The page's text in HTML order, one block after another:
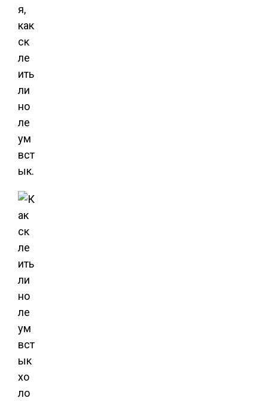
я,
как
ск
ле
ить
ли
но
ле
ум
вст
ык.